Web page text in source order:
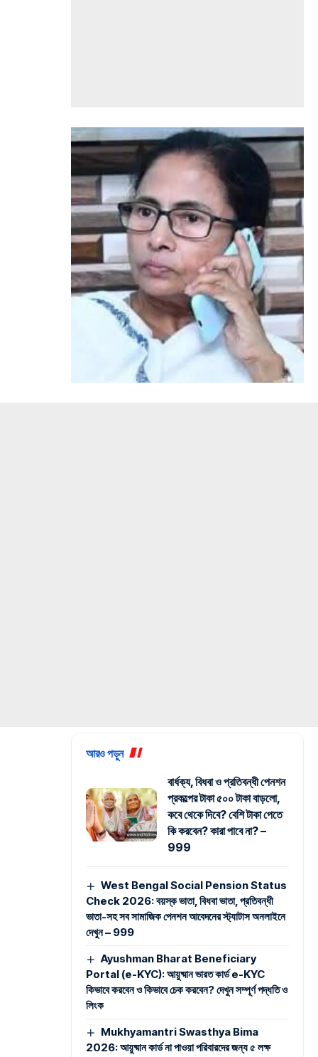
আরও পড়ুন
বার্ধক্য, বিধবা ও প্রতিবন্ধী পেনশন
প্রকল্পের টাকা ৫০০ টাকা বাড়লো,
কবে থেকে দিবে? বেশি টাকা পেতে
কি করবেন? কারা পাবে না? –
999
West Bengal Social Pension Status
Check 2026: বয়স্ক ভাতা, বিধবা ভাতা, প্রতিবন্ধী
ভাতা-সহ সব সামাজিক পেনশন আবেদনের স্ট্যাটাস অনলাইনে
দেখুন – 999
Ayushman Bharat Beneficiary
Portal (e-KYC): আয়ুষ্মান ভারত কার্ড e-KYC
কিভাবে করবেন ও কিভাবে চেক করবেন? দেখুন সম্পূর্ণ পদ্ধতি ও
লিংক
Mukhyamantri Swasthya Bima
2026: আয়ুষ্মান কার্ড না পাওয়া পরিবারদের জন্য ৫ লক্ষ